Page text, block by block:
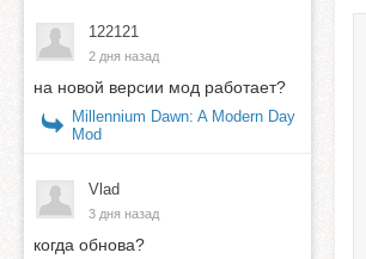
122121
2 дня назад
на новой версии мод работает?
Millennium Dawn: A Modern Day
Mod
Vlad
3 дня назад
когда обнова?